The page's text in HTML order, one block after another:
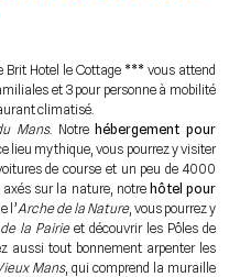
Brit Hotel le Cottage *** vous attend
et 3 pour personne à mobilité
climatisé.
Mans. Notre hébergement pour
lieu mythique, vous pourrez y visiter
de course et un peu de 4000
sur la nature, notre hôtel pour
l’Arche de la Nature, vous pourrez y
la Pairieet découvrir les Pôles de
aussi tout bonnement arpenter les
Mans, qui comprend la muraille